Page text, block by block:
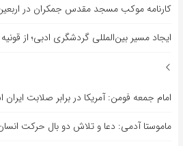
کارنامه موکب مسجد مقدس جمکران در اربعین/۵۰ هزار پرس غذای
ایجاد مسیر بین‌المللی گردشگری ادبی؛ از قونیه
امام جمعه فومن: آمریکا در برابر صلابت
ماموستا آدمی: دعا و تلاش دو بال حرکت